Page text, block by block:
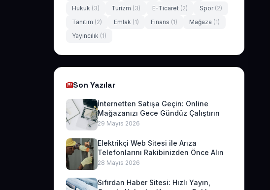
Hukuk (3) Turizm (3) E-Ticaret (2) Spor (2)
Tanıtım (2) Emlak (1) Finans (1) Mağaza (1)
Yayıncılık (1)
Son Yazılar
İnternetten Satışa Geçin: Online
Mağazanızı Gece Gündüz Çalıştırın
29 Mayıs 2026
Elektrikçi Web Sitesi ile Arıza
Telefonlarını Rakibinizden Önce Alın
28 Mayıs 2026
Sıfırdan Haber Sitesi: Hızlı Yayın,